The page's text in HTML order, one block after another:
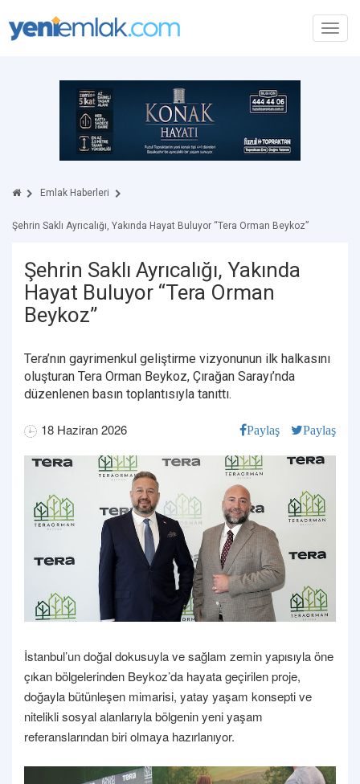
Emlak Haberleri
Şehrin Saklı Ayrıcalığı, Yakında Hayat Buluyor “Tera Orman Beykoz”
Şehrin Saklı Ayrıcalığı, Yakında
Hayat Buluyor “Tera Orman
Beykoz”
Tera’nın gayrimenkul geliştirme vizyonunun ilk halkasını
oluşturan Tera Orman Beykoz, Çırağan Sarayı’nda
düzenlenen basın toplantısıyla tanıttı.
18 Haziran 2026 Paylaş Paylaş
İstanbul’un doğal dokusuyla ve sağlam zemin yapısıyla öne
çıkan bölgelerinden Beykoz’da hayata geçirilen proje,
doğayla bütünleşen mimarisi, yatay yaşam konsepti ve
nitelikli sosyal alanlarıyla bölgenin yeni yaşam
referanslarından biri olmaya hazırlanıyor.